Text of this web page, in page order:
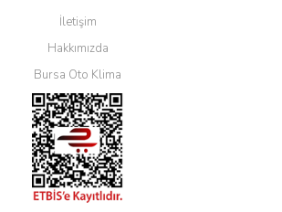
İletişim
Hakkımızda
Bursa Oto Klima